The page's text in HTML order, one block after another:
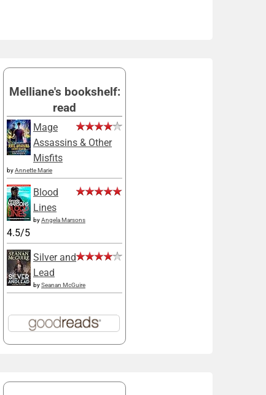
Melliane's bookshelf:
read
Mage
Assassins & Other
Misfits
byAnnette Marie
Blood
Lines
byAngela Marsons
4.5/5
Silver and
Lead
bySeanan McGuire